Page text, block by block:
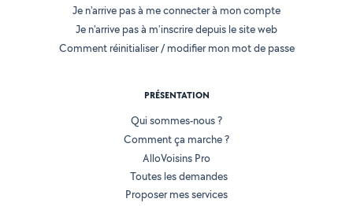
Je n'arrive pas à me connecter à mon compte
Je n'arrive pas à m'inscrire depuis le site web
Comment réinitialiser / modifier mon mot de passe
PRÉSENTATION
Qui sommes-nous ?
Comment ça marche ?
AlloVoisins Pro
Toutes les demandes
Proposer mes services